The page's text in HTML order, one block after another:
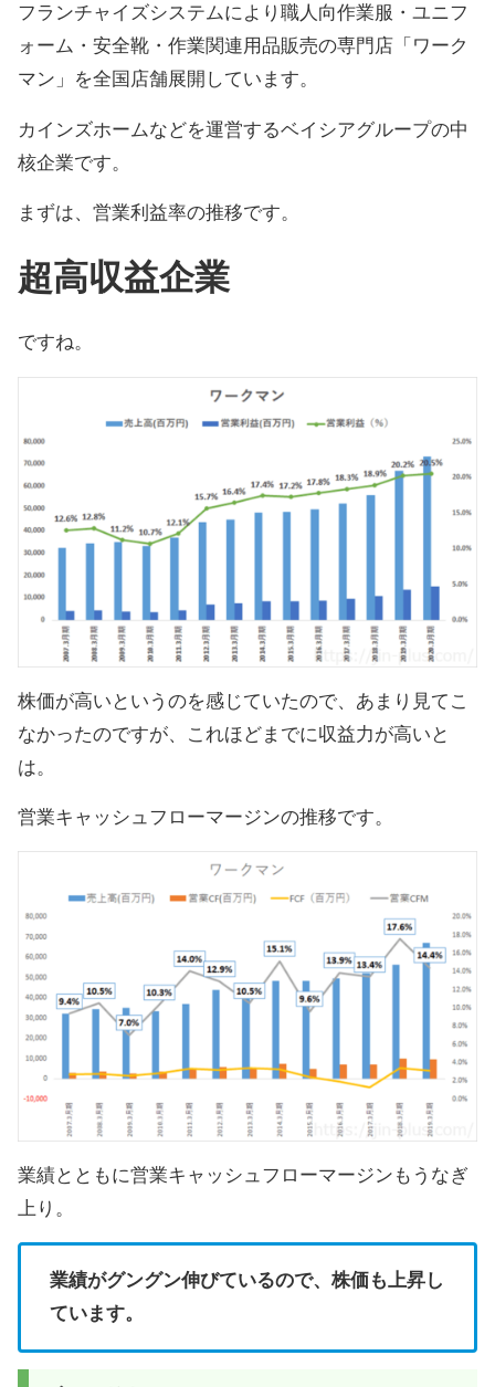
フランチャイズシステムにより職人向作業服・ユニフ
ォーム・安全靴・作業関連用品販売の専門店「ワーク
マン」を全国店舗展開しています。
カインズホームなどを運営するベイシアグループの中
核企業です。
まずは、営業利益率の推移です。
超高収益企業
ですね。
株価が高いというのを感じていたので、あまり見てこ
なかったのですが、これほどまでに収益力が高いと
は。
営業キャッシュフローマージンの推移です。
業績とともに営業キャッシュフローマージンもうなぎ
上り。
業績がグングン伸びているので、株価も上昇し
ています。